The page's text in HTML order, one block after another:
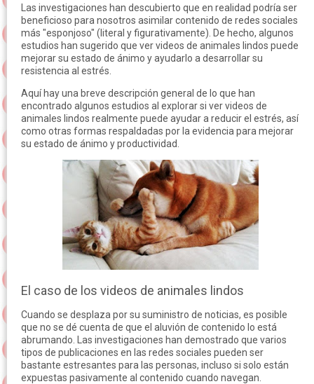
Las investigaciones han descubierto que en realidad podría ser
beneficioso para nosotros asimilar contenido de redes sociales
más "esponjoso" (literal y figurativamente). De hecho, algunos
estudios han sugerido que ver videos de animales lindos puede
mejorar su estado de ánimo y ayudarlo a desarrollar su
resistencia al estrés.
Aquí hay una breve descripción general de lo que han
encontrado algunos estudios al explorar si ver videos de
animales lindos realmente puede ayudar a reducir el estrés, así
como otras formas respaldadas por la evidencia para mejorar
su estado de ánimo y productividad.
El caso de los videos de animales lindos
Cuando se desplaza por su suministro de noticias, es posible
que no se dé cuenta de que el aluvión de contenido lo está
abrumando. Las investigaciones han demostrado que varios
tipos de publicaciones en las redes sociales pueden ser
bastante estresantes para las personas, incluso si solo están
expuestas pasivamente al contenido cuando navegan.